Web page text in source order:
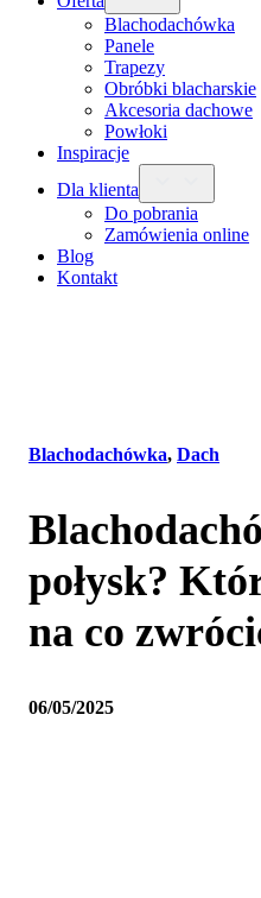
Blachodachówka
Panele
Trapezy
Obróbki blacharskie
Akcesoria dachowe
Powłoki
Inspiracje
Dla klienta
Do pobrania
Zamówienia online
Blog
Kontakt
Blachodachówka, Dach
połysk?
na co
06/05/2025